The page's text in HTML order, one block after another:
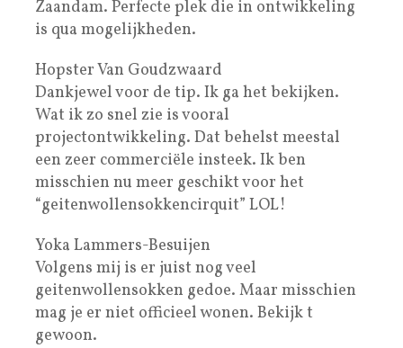
Zaandam. Perfecte plek die in ontwikkeling
is qua mogelijkheden.
Hopster Van Goudzwaard
Dankjewel voor de tip. Ik ga het bekijken.
Wat ik zo snel zie is vooral
projectontwikkeling. Dat behelst meestal
een zeer commerciële insteek. Ik ben
misschien nu meer geschikt voor het
“geitenwollensokkencirquit” LOL!
Yoka Lammers-Besuijen
Volgens mij is er juist nog veel
geitenwollensokken gedoe. Maar misschien
mag je er niet officieel wonen. Bekijk t
gewoon.